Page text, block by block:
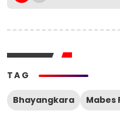
TAG
Bhayangkara Mabes